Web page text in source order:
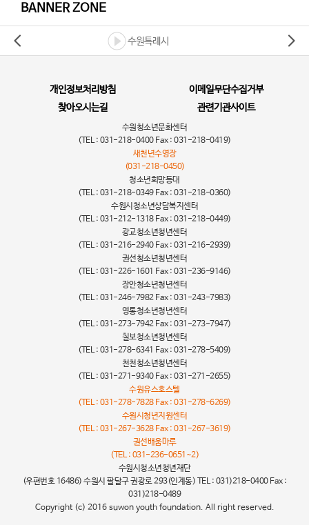
[장안] 2026년 축제 '방학 없는 여름방학' 개최
[광교] 초등 생성형AI 교육 '스마트유스캠프' 활동 결과
신나는 휴가, 청렴은 기본! 「휴가철 청렴주의보 안내」
2026 칠보누리봄 스튜디오 - 7월 호
[청소년희망등대]청개구리연못(마을) 7월 활동보고
[권선] 8월 권선 노래 레벨업
"청소년의 목소리가 수원시의 정책이 된다!"
[영통] 청소년 관계형성 프로그램 '이음' 참가자 모집 안내
[문화센터] 2026. 환경프로그램 '우리집 그린스위치 ON'
[청소년희망등대] 서호청개구리마을 8월 공간활성화 (서호버튼 ON:
서호 이야기꾼)
[영통] 2026. 뉴스포츠 '펀무브' 활동
[희망등대] 청개구리연못(효원초) 8월 휴관안내
[청소년 진로특강] 한 브랜드가 세상을 바꾸기 까지(두번째 이야기)
2026. 청소년운영위원회 '나비효과' 7월 활동
BANNER ZONE
수원특례시
개인정보처리방침
이메일무단수집거부
찾아오시는길
관련기관사이트
수원청소년문화센터
(TEL : 031-218-0400 Fax : 031-218-0419)
새천년수영장
(031-218-0450)
청소년희망등대
(TEL : 031-218-0349 Fax : 031-218-0360)
수원시청소년상담복지센터
(TEL : 031-212-1318 Fax : 031-218-0449)
광교청소년청년센터
(TEL : 031-216-2940 Fax : 031-216-2939)
권선청소년청년센터
(TEL : 031-226-1601 Fax : 031-236-9146)
장안청소년청년센터
(TEL : 031-246-7982 Fax : 031-243-7983)
영통청소년청년센터
(TEL : 031-273-7942 Fax : 031-273-7947)
칠보청소년청년센터
(TEL : 031-278-6341 Fax : 031-278-5409)
천천청소년청년센터
(TEL : 031-271-9340 Fax : 031-271-2655)
수원유스호스텔
(TEL : 031-278-7828 Fax : 031-278-6269)
수원시청년지원센터
(TEL : 031-267-3628 Fax : 031-267-3619)
권선배움마루
(TEL : 031-236-0651~2)
수원시청소년청년재단
(우편번호 16486) 수원시 팔달구 권광로 293(인계동) TEL : 031)218-0400 Fax :
031)218-0489
Copyright (c) 2016 suwon youth foundation. All right reserved.